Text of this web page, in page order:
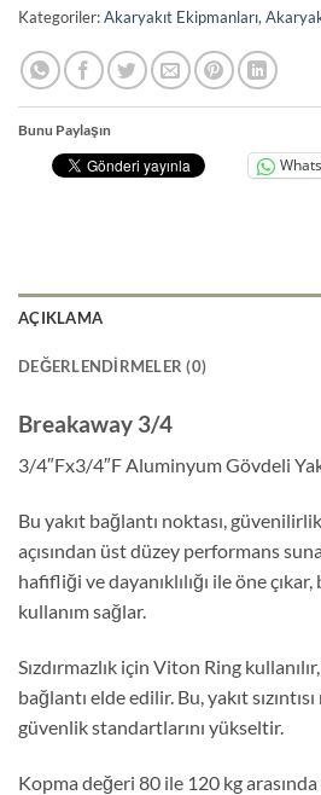
Kategoriler:Akaryakıt Ekipmanları,
Bunu Paylaşın
AÇIKLAMA
DEĞERLENDIRMELER (0)
Breakaway 3/4
3/4″Fx3/4″F Aluminyum Gövdeli
Bu yakıt bağlantı noktası, güvenilirlik
açısından üst düzey performans
hafifliği ve dayanıklılığı ile öne
kullanım sağlar.
Sızdırmazlık için Viton Ring
bağlantı elde edilir. Bu, yakıt
güvenlik standartlarını yükseltir.
Kopma değeri 80 ile 120 kg